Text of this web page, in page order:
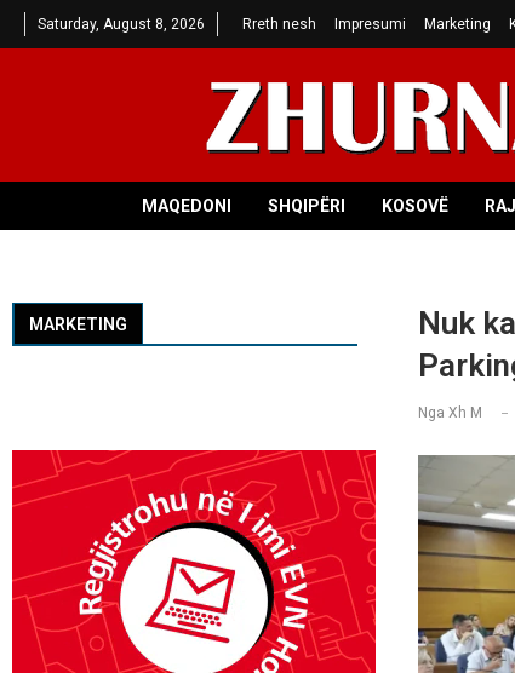
Saturday, August 8, 2026 Rreth nesh Impresumi Marketing
MAQEDONI SHQIPËRI KOSOVË
Nuk
Nga Xh M
MARKETING